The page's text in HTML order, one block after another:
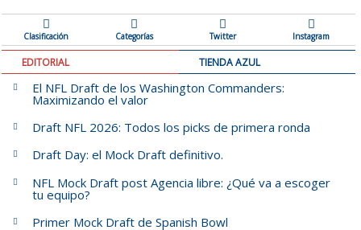
Clasificación Categorías Twitter Instagram
EDITORIAL TIENDA AZUL
El NFL Draft de los Washington Commanders:
Maximizando el valor
Draft NFL 2026: Todos los picks de primera ronda
Draft Day: el Mock Draft definitivo.
NFL Mock Draft post Agencia libre: ¿Qué va a escoger
tu equipo?
Primer Mock Draft de Spanish Bowl